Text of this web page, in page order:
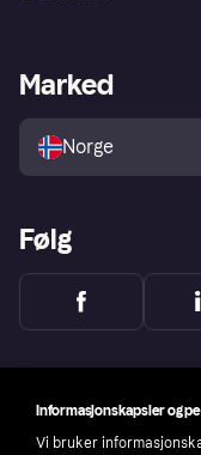
Utforsk butikker
Merchant portal
Marked
Norge
Følg
Informasjonskapsler og
Vi bruker